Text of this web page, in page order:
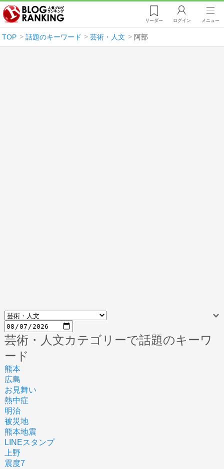
リーダー ログイン メニュー
TOP 話題のキーワード 芸術・人文 阿部
芸術・人文カテゴリーで話題のキーワ
ード
熊本
広島
お見舞い
熱中症
明治
被災地
熊本地震
LINEスタンプ
上野
震度7